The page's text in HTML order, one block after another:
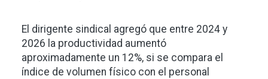
El dirigente sindical agregó que entre 2024 y
2026 la productividad aumentó
aproximadamente un 12%, si se compara el
índice de volumen físico con el personal